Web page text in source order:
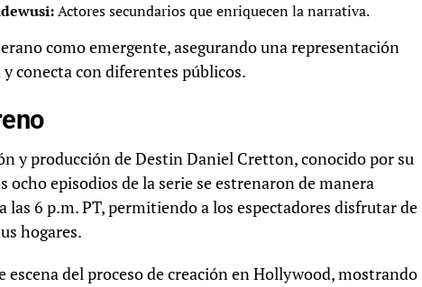
Actores secundarios que enriquecen la narrativa.
como emergente, asegurando una representación
conecta con diferentes públicos.
y producción de Destin Daniel Cretton, conocido por su
episodios de la serie se estrenaron de manera
las 6 p.m. PT, permitiendo a los espectadores disfrutar de
hogares.
escena del proceso de creación en Hollywood, mostrando